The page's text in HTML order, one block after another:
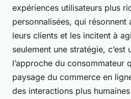
expériences utilisateurs plus
personnalisées, qui résonnent
leurs clients et les incitent à
seulement une stratégie, c’est
l’approche du consommateur
paysage du commerce en
des interactions plus